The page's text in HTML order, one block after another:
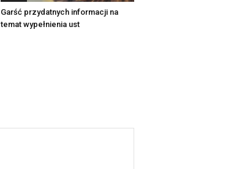
Garść przydatnych informacji na
temat wypełnienia ust